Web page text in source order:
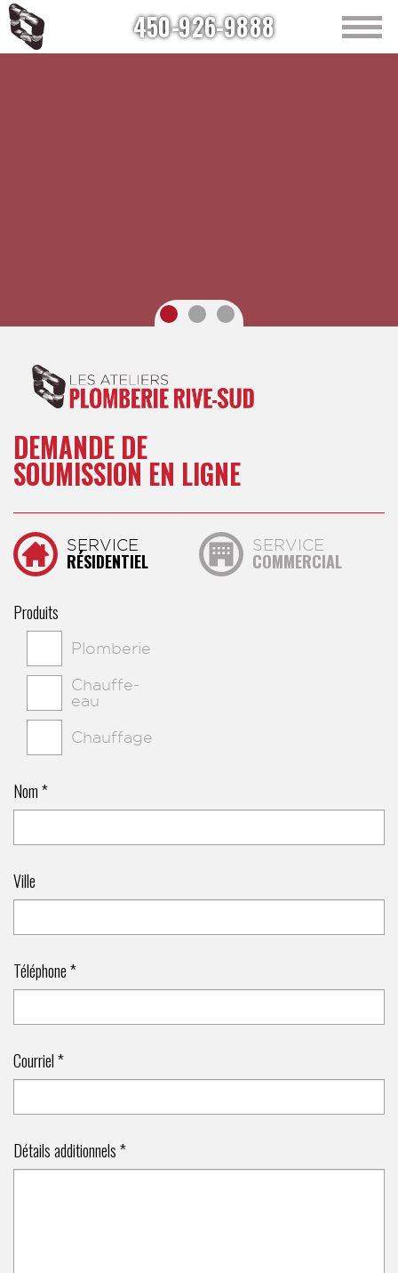
450-926-9888
DEMANDE DE
SOUMISSION EN LIGNE
SERVICE
RÉSIDENTIEL
SERVICE
COMMERCIAL
Produits
Plomberie
Chauffe-
eau
Chauffage
Nom *
Ville
Téléphone *
Courriel *
Détails additionnels *